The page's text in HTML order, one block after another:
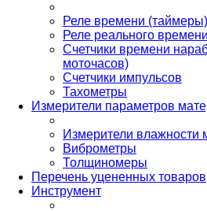
Реле времени (таймеры)
Реле реального времени
Счетчики времени
моточасов)
Счетчики импульсов
Тахометры
Измерители параметров
Измерители влажности
Виброметры
Толщиномеры
Перечень уцененных товаров
Инструмент